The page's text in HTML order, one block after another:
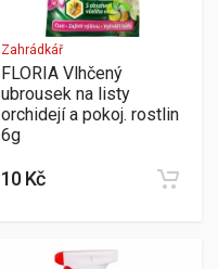
Zahrádkář
FLORIA Vlhčený
ubrousek na listy
orchidejí a pokoj. rostlin
6g
10 Kč